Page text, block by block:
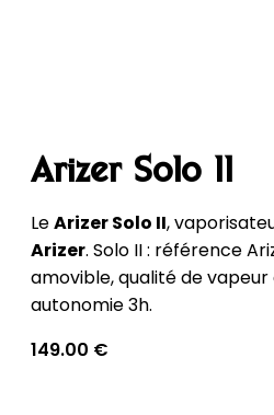
Arizer Solo II
LeArizer Solo II,
Arizer. Solo II : référence
amovible, qualité de
autonomie 3h.
149.00 €